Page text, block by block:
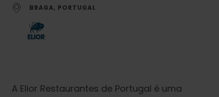
BRAGA, PORTUGAL
A Elior Restaurantes de Portugal é uma